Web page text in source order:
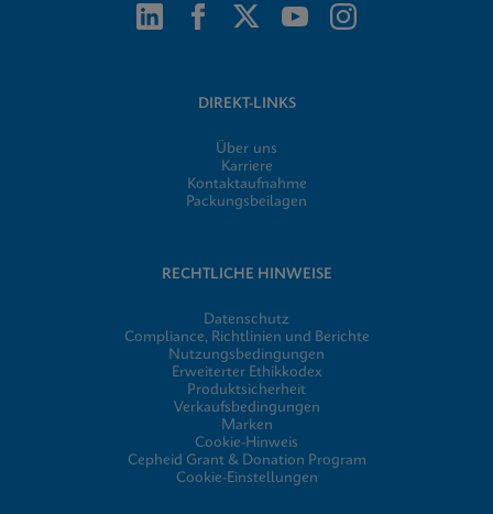
DIREKT-LINKS
Über uns
Karriere
Kontaktaufnahme
Packungsbeilagen
RECHTLICHE HINWEISE
Datenschutz
Compliance, Richtlinien und Berichte
Nutzungsbedingungen
Erweiterter Ethikkodex
Produktsicherheit
Verkaufsbedingungen
Marken
Cookie-Hinweis
Cepheid Grant & Donation Program
Cookie-Einstellungen